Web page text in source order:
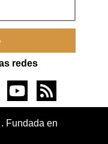
redes
Fundada en